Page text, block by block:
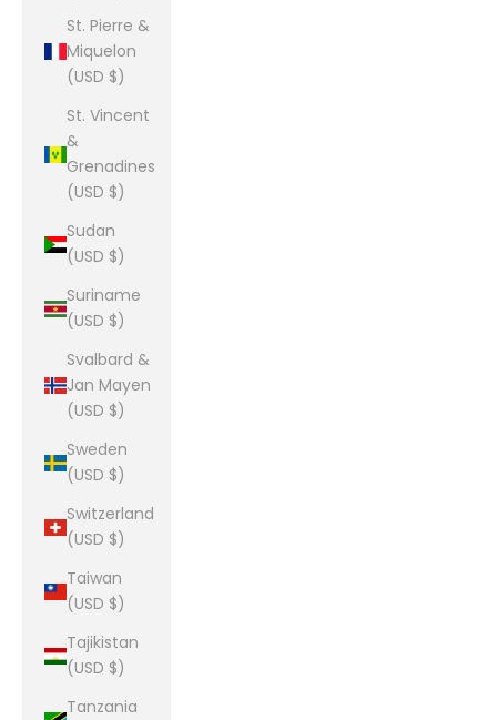
St. Pierre &
Miquelon
(USD $)
St. Vincent
&
Grenadines
(USD $)
Sudan
(USD $)
Suriname
(USD $)
Svalbard &
Jan Mayen
(USD $)
Sweden
(USD $)
Switzerland
(USD $)
Taiwan
(USD $)
Tajikistan
(USD $)
Tanzania